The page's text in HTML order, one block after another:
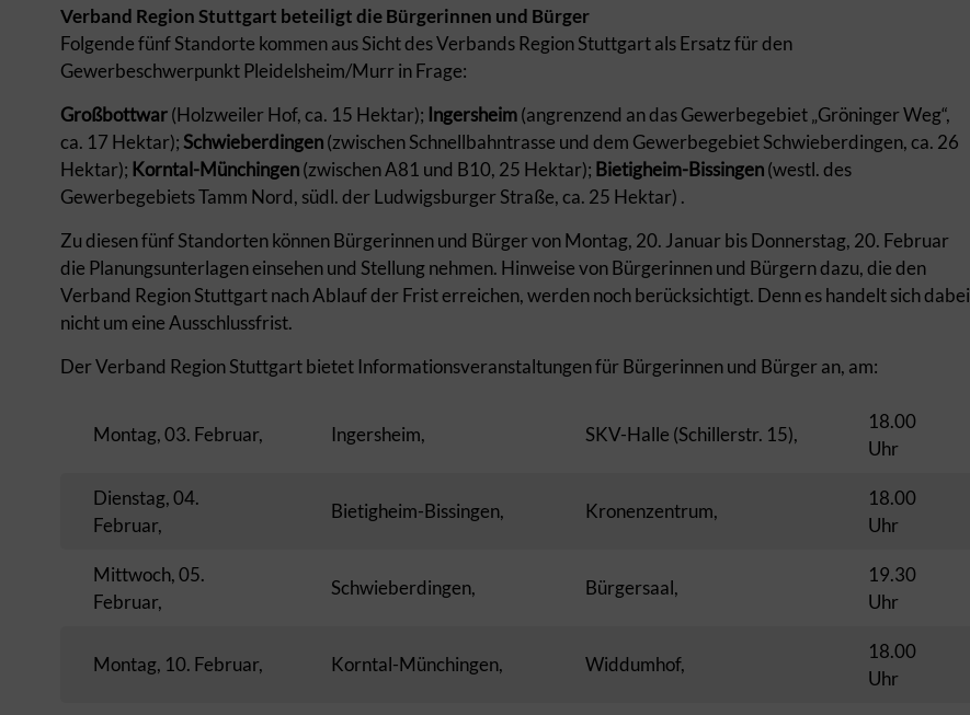
Verband Region Stuttgart beteiligt die Bürgerinnen und Bürger
Folgende fünf Standorte kommen aus Sicht des Verbands Region Stuttgart als Ersatz für den
Gewerbeschwerpunkt Pleidelsheim/Murr in Frage:
Großbottwar(Holzweiler Hof, ca. 15 Hektar); Ingersheim(angrenzend an das Gewerbegebiet „Gröninger Weg“,
ca. 17 Hektar); Schwieberdingen(zwischen Schnellbahntrasse und dem Gewerbegebiet Schwieberdingen, ca. 26
Hektar); Korntal-Münchingen(zwischen A81 und B10, 25 Hektar); Bietigheim-Bissingen(westl. des
Gewerbegebiets Tamm Nord, südl. der Ludwigsburger Straße, ca. 25 Hektar) .
Zu diesen fünf Standorten können Bürgerinnen und Bürger von Montag, 20. Januar bis Donnerstag, 20. Februar
die Planungsunterlagen einsehen und Stellung nehmen. Hinweise von Bürgerinnen und Bürgern dazu, die den
Verband Region Stuttgart nach Ablauf der Frist erreichen, werden noch berücksichtigt. Denn es handelt sich dabei
nicht um eine Ausschlussfrist.
Der Verband Region Stuttgart bietet Informationsveranstaltungen für Bürgerinnen und Bürger an, am:
Montag, 03. Februar, Ingersheim, SKV-Halle (Schillerstr. 15),
18.00
Uhr
Dienstag, 04.
Februar,
Bietigheim-Bissingen, Kronenzentrum,
18.00
Uhr
Mittwoch, 05.
Februar,
Schwieberdingen, Bürgersaal,
19.30
Uhr
Montag, 10. Februar, Korntal-Münchingen, Widdumhof,
18.00
Uhr